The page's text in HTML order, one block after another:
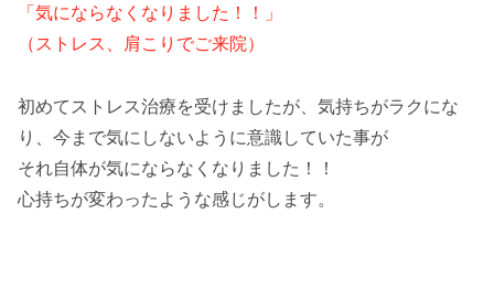
「気にならなくなりました！！」
（ストレス、肩こりでご来院）
初めてストレス治療を受けましたが、気持ちがラクにな
り、今まで気にしないように意識していた事が
それ自体が気にならなくなりました！！
心持ちが変わったような感じがします。